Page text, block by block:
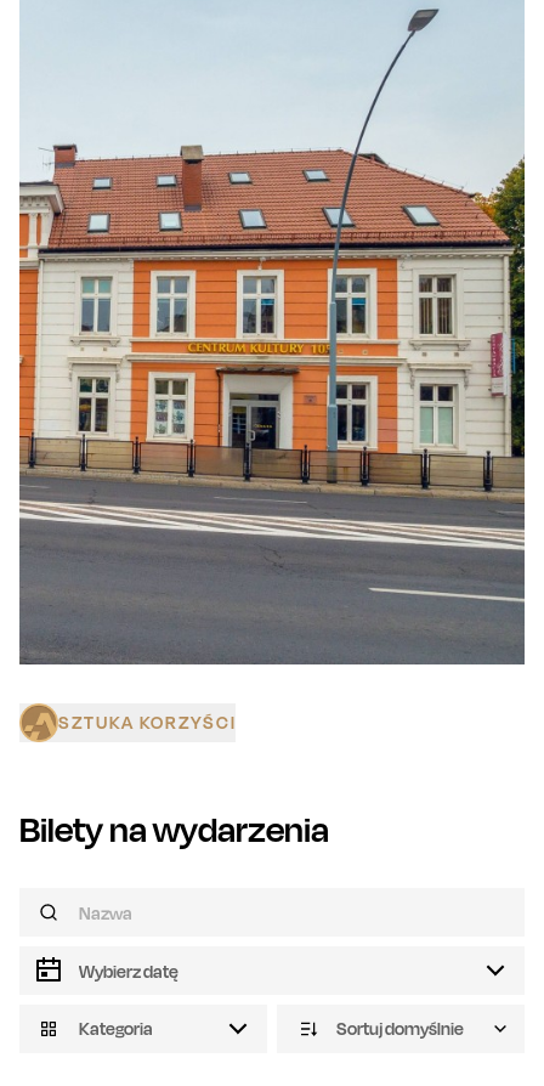
SZTUKA KORZYŚCI
Bilety na wydarzenia
Kategoria Sortuj domyślnie